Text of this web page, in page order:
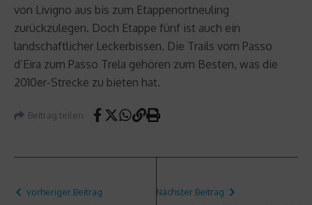
von Livigno aus bis zum Etappenortneuling
zurückzulegen. Doch Etappe fünf ist auch ein
landschaftlicher Leckerbissen. Die Trails vom Passo
d’Eira zum Passo Trela gehören zum Besten, was die
2010er-Strecke zu bieten hat.
Beitrag teilen
vorheriger Beitrag Nächster Beitrag